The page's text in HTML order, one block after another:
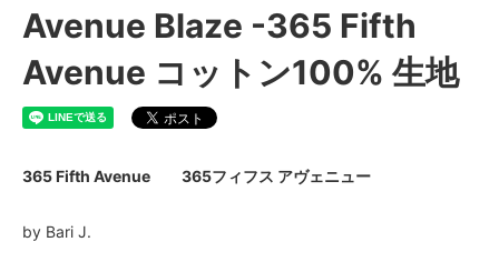
Avenue Blaze -365 Fifth
Avenue コットン100% 生地
365 Fifth Avenue 365フィフス アヴェニュー
by Bari J.